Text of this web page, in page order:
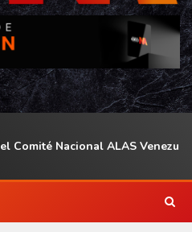
Nacional ALAS Venezuela